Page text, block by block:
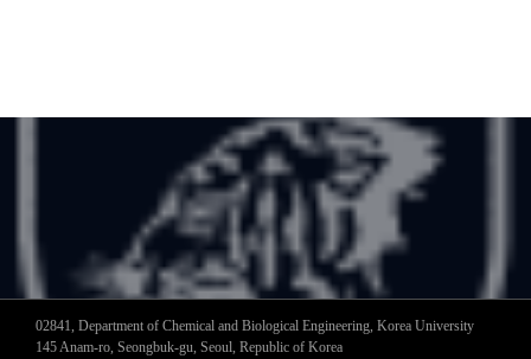
02841, Department of Chemical and Biological Engineering, Korea University
145 Anam-ro, Seongbuk-gu, Seoul, Republic of Korea